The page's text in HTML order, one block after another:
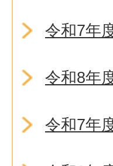
令和7年
令和8年
令和7年